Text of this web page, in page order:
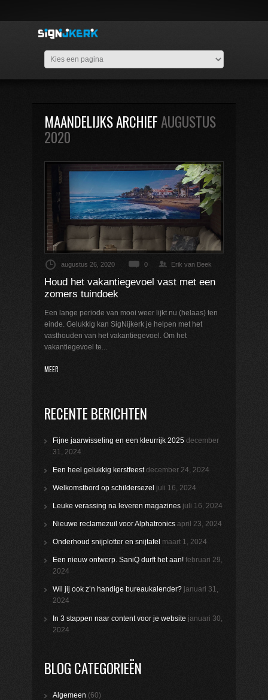
MAANDELIJKS ARCHIEFAUGUSTUS
2020
augustus 26, 2020 0 Erik van Beek
Houd het vakantiegevoel vast met een
zomers tuindoek
Een lange periode van mooi weer lijkt nu (helaas) ten
einde. Gelukkig kan SigNijkerk je helpen met het
vasthouden van het vakantiegevoel. Om het
vakantiegevoel te...
MEER
RECENTE BERICHTEN
Fijne jaarwisseling en een kleurrijk 2025 december
31, 2024
Een heel gelukkig kerstfeest december 24, 2024
Welkomstbord op schildersezel juli 16, 2024
Leuke verassing na leveren magazines juli 16, 2024
Nieuwe reclamezuil voor Alphatronics april 23, 2024
Onderhoud snijplotter en snijtafel maart 1, 2024
Een nieuw ontwerp. SaniQ durft het aan! februari 29,
2024
Wil jij ook z’n handige bureaukalender? januari 31,
2024
In 3 stappen naar content voor je website januari 30,
2024
BLOG CATEGORIEËN
Algemeen (60)